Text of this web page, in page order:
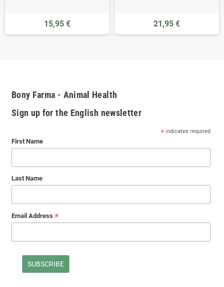
15,95 € 21,95 €
Bony Farma - Animal Health
Sign up for the English newsletter
* indicates required
First Name
Last Name
Email Address *